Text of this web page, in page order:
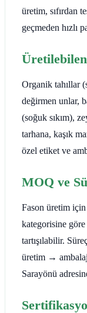
üretim, sıfırdan
geçmeden hızlı
Organik tahıllar
değirmen unlar,
(soğuk sıkım),
tarhana, kaşık
özel etiket ve
MOQ ve
Fason üretim
kategorisine
tartışılabilir.
üretim →
Sarayönü